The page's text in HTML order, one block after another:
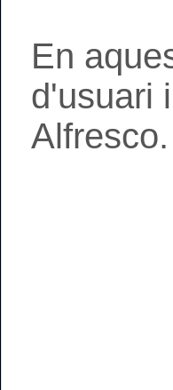
En
d'usuari
Alfresco.